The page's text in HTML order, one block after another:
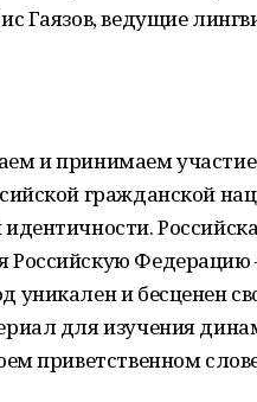
Гаязов, ведущие
и принимаем участие
гражданской
Российскую
уникален и бесценен
для изучения
приветственном